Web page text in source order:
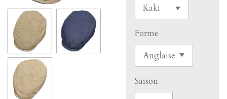
Forme
Saison